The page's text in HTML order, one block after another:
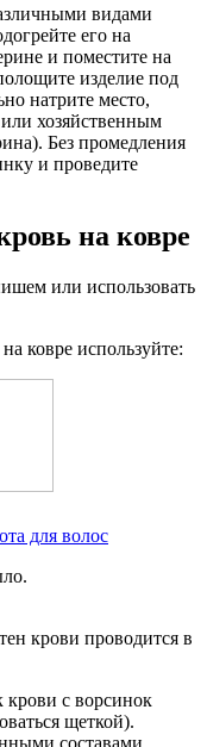
видами
его на
и поместите на
изделие под
натрите место,
хозяйственным
Без промедления
и проведите
на ковре
или использовать
ковре используйте:
для волос
крови проводится в
крови с ворсинок
щеткой).
составами.